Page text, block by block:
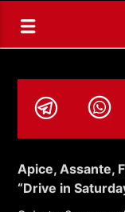
Apice, Assante,
“Drive in